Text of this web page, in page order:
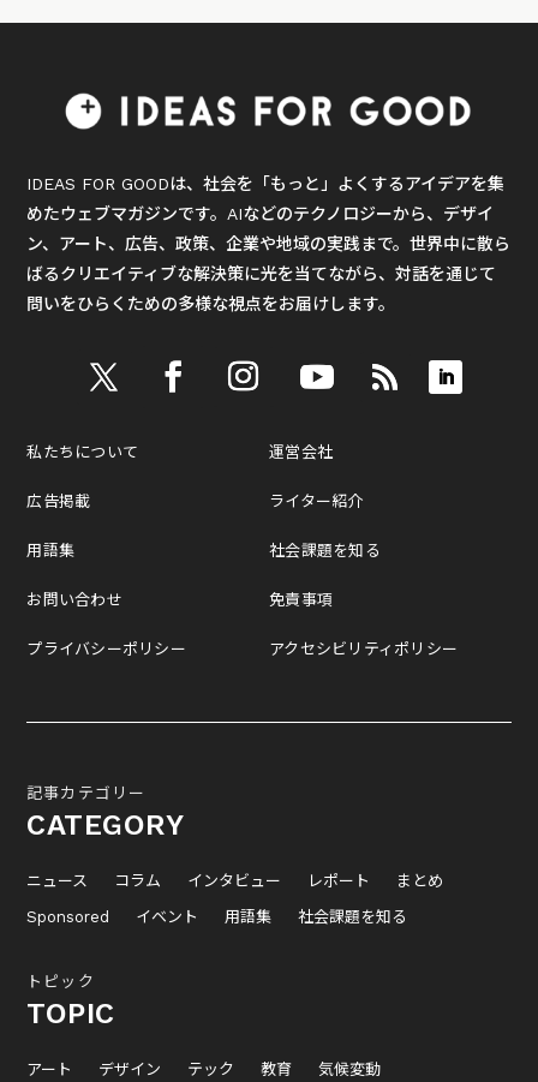
IDEAS FOR GOODは、社会を「もっと」よくするアイデアを集
めたウェブマガジンです。AIなどのテクノロジーから、デザイ
ン、アート、広告、政策、企業や地域の実践まで。世界中に散ら
ばるクリエイティブな解決策に光を当てながら、対話を通じて
問いをひらくための多様な視点をお届けします。
私たちについて
広告掲載
用語集
お問い合わせ
プライバシーポリシー
運営会社
ライター紹介
社会課題を知る
免責事項
アクセシビリティポリシー
記事カテゴリー
CATEGORY
ニュース コラム インタビュー レポート
まとめ
Sponsored
イベント 用語集 社会課題を知る
トピック
TOPIC
アート デザイン テック 教育 気候変動